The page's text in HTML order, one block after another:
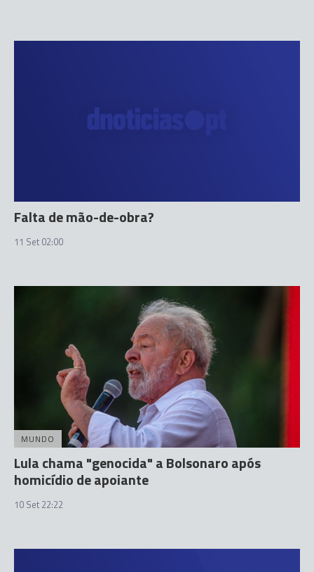
Falta de mão-de-obra?
11 Set 02:00
MUNDO
Lula chama "genocida" a Bolsonaro após
homicídio de apoiante
10 Set 22:22